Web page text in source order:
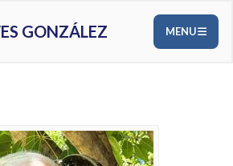
GONZÁLEZ MENU